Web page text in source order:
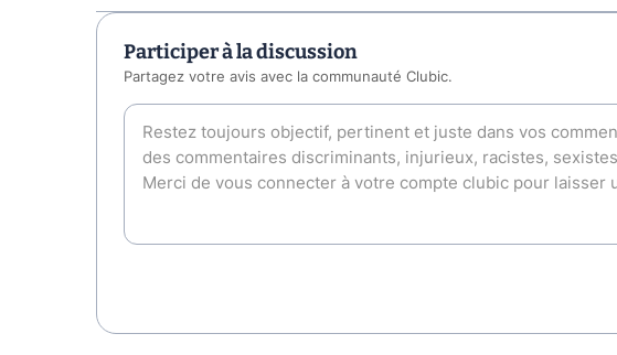
Participer à la discussion
Partagez votre avis avec la communauté Clubic.